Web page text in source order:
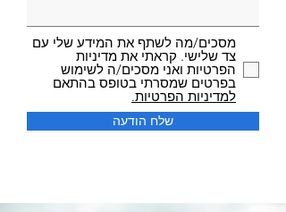
מסכים/מה לשתף את המידע שלי עם
צד שלישי. קראתי את מדיניות
הפרטיות ואני מסכים/ה לשימוש
בפרטים שמסרתי בטופס בהתאם
למדיניות הפרטיות.
שלח הודעה